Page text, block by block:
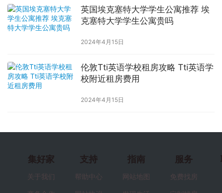
英国埃克塞特大学学生公寓推荐 埃
克塞特大学学生公寓贵吗
2024年4月15日
伦敦Tti英语学校租房攻略 Tti英语学
校附近租房费用
2024年4月15日
集好家
关于我们
支持
帮助中心
指南
网站地图
服务
免费找房